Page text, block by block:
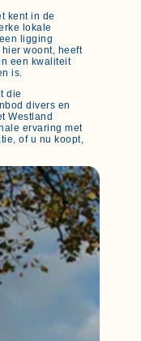
kent in de
lokale
ligging
woont, heeft
een kwaliteit
is.
die
divers en
Westland
ervaring met
of u nu koopt,